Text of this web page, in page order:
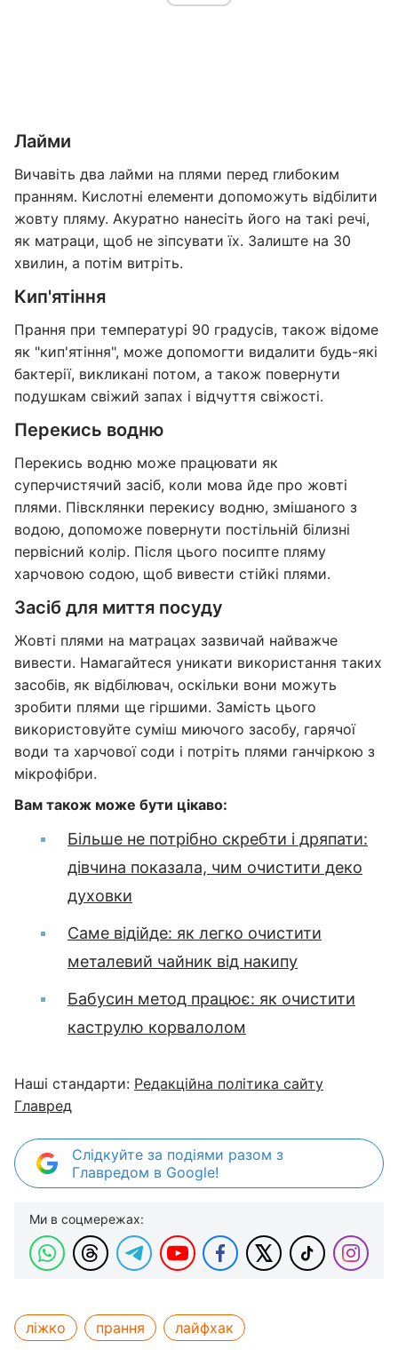
Лайми
Вичавіть два лайми на плями перед глибоким
пранням. Кислотні елементи допоможуть відбілити
жовту пляму. Акуратно нанесіть його на такі речі,
як матраци, щоб не зіпсувати їх. Залиште на 30
хвилин, а потім витріть.
Кип'ятіння
Прання при температурі 90 градусів, також відоме
як "кип'ятіння", може допомогти видалити будь-які
бактерії, викликані потом, а також повернути
подушкам свіжий запах і відчуття свіжості.
Перекись водню
Перекись водню може працювати як
суперчистячий засіб, коли мова йде про жовті
плями. Півсклянки перекису водню, змішаного з
водою, допоможе повернути постільній білизні
первісний колір. Після цього посипте пляму
харчовою содою, щоб вивести стійкі плями.
Засіб для миття посуду
Жовті плями на матрацах зазвичай найважче
вивести. Намагайтеся уникати використання таких
засобів, як відбілювач, оскільки вони можуть
зробити плями ще гіршими. Замість цього
використовуйте суміш миючого засобу, гарячої
води та харчової соди і потріть плями ганчіркою з
мікрофібри.
Вам також може бути цікаво:
Більше не потрібно скребти і дряпати:
дівчина показала, чим очистити деко
духовки
Саме відійде: як легко очистити
металевий чайник від накипу
Бабусин метод працює: як очистити
каструлю корвалолом
Наші стандарти: Редакційна політика сайту
Главред
Слідкуйте за подіями разом з
Главредом в Google!
Ми в соцмережах:
ліжко прання лайфхак